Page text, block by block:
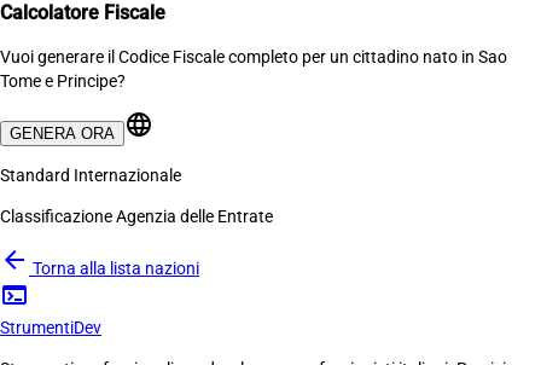
Calcolatore Fiscale
Vuoi generare il Codice Fiscale completo per un cittadino nato in Sao
Tome e Principe?
GENERA ORA language
Standard Internazionale
Classificazione Agenzia delle Entrate
arrow_back Torna alla lista nazioni
terminal
StrumentiDev